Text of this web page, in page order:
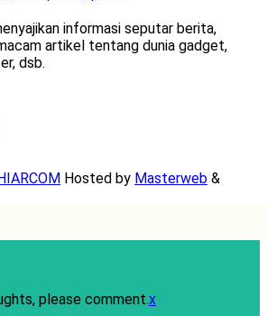
informasi seputar berita,
artikel tentang dunia gadget,
dsb.
Hosted by Masterweb &
please comment.x